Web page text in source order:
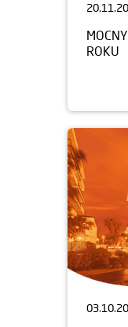
ROKU